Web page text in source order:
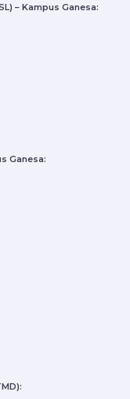
– Kampus Ganesa:
Ganesa: